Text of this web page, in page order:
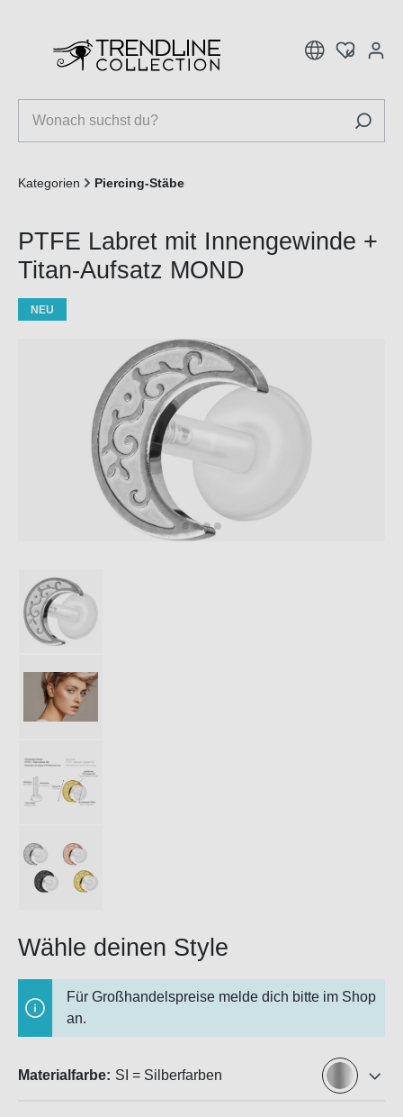
Kategorien Piercing-Stäbe
PTFE Labret mit Innengewinde +
Titan-Aufsatz MOND
NEU
Wähle deinen Style
Für Großhandelspreise melde dich bitte im Shop
an.
Materialfarbe: SI = Silberfarben